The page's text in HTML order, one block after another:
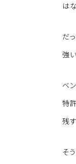
は
だ
強
ベ
特
残
そ